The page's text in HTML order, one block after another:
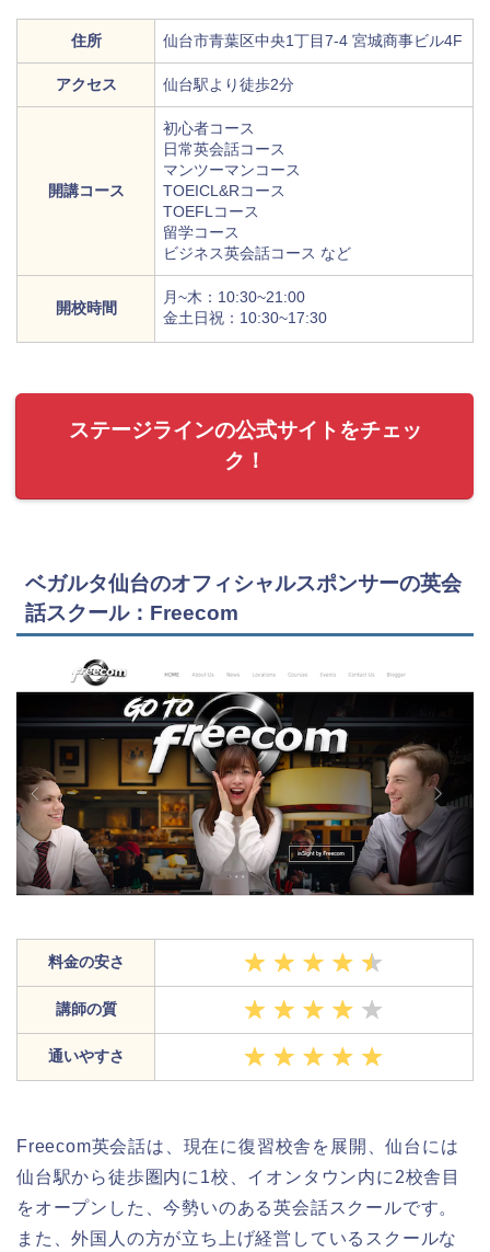
住所 仙台市青葉区中央1丁目7-4 宮城商事ビル4F
アクセス 仙台駅より徒歩2分
開講コース
初心者コース
日常英会話コース
マンツーマンコース
TOEICL&Rコース
TOEFLコース
留学コース
ビジネス英会話コース など
開校時間
月~木：10:30~21:00
金土日祝：10:30~17:30
ステージラインの公式サイトをチェッ
ク！
ベガルタ仙台のオフィシャルスポンサーの英会
話スクール：Freecom
料金の安さ
講師の質
通いやすさ
Freecom英会話は、現在に復習校舎を展開、仙台には
仙台駅から徒歩圏内に1校、イオンタウン内に2校舎目
をオープンした、今勢いのある英会話スクールです。
また、外国人の方が立ち上げ経営しているスクールな